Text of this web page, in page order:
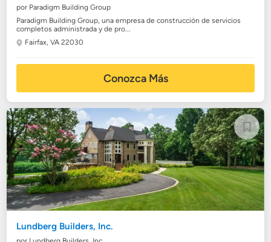
por Paradigm Building Group
Paradigm Building Group, una empresa de construcción de servicios
completos administrada y de pro...
Fairfax, VA 22030
Conozca Más
Lundberg Builders, Inc.